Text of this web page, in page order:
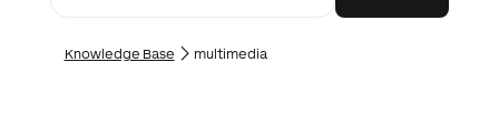
Knowledge Base multimedia